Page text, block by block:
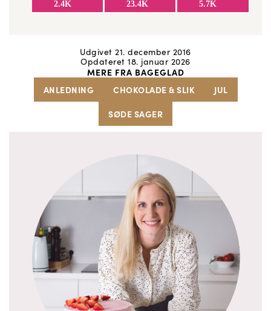
2.4K 23.4K 5.7K
Udgivet 21. december 2016
Opdateret 18. januar 2026
MERE FRA BAGEGLAD
ANLEDNING
CHOKOLADE & SLIK
JUL
SØDE SAGER